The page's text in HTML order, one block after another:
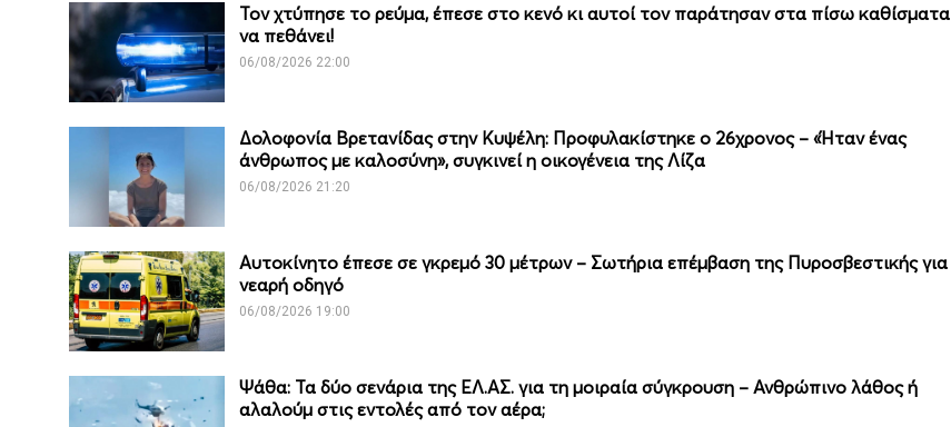
Τον χτύπησε το ρεύμα, έπεσε στο κενό κι αυτοί τον παράτησαν στα πίσω καθίσματα
να πεθάνει!
06/08/2026 22:00
Δολοφονία Βρετανίδας στην Κυψέλη: Προφυλακίστηκε ο 26χρονος – «Ήταν ένας
άνθρωπος με καλοσύνη», συγκινεί η οικογένεια της Λίζα
06/08/2026 21:20
Αυτοκίνητο έπεσε σε γκρεμό 30 μέτρων – Σωτήρια επέμβαση της Πυροσβεστικής για
νεαρή οδηγό
06/08/2026 19:00
Ψάθα: Τα δύο σενάρια της ΕΛ.ΑΣ. για τη μοιραία σύγκρουση – Ανθρώπινο λάθος ή
αλαλούμ στις εντολές από τον αέρα;